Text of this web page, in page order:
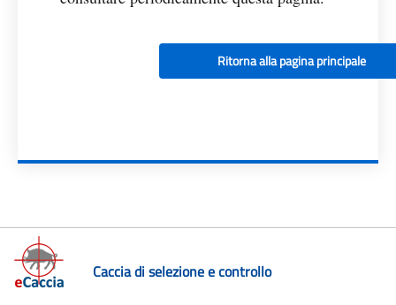
Ritorna alla pagina principale
Caccia di selezione e controllo